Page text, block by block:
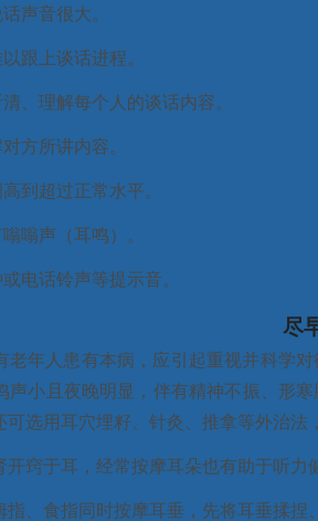
声音很大。
跟上谈话进程。
、理解每个人的谈话内容。
方所讲内容。
到超过正常水平。
嗡声（耳鸣）。
电话铃声等提示音。
尽
老年人患有本病，应引起重视并科学
声小且夜晚明显，伴有精神不振、形
选用耳穴埋籽、针灸、推拿等外治法
开窍于耳，经常按摩耳朵也有助于听
、食指同时按摩耳垂，先将耳垂揉捏